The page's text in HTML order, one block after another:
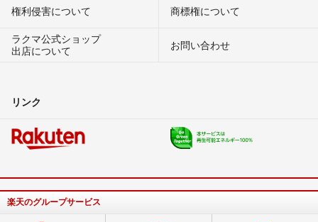
権利侵害について
商標権について
ラクマ公式ショップ
出店について
お問い合わせ
リンク
楽天のグループサービス